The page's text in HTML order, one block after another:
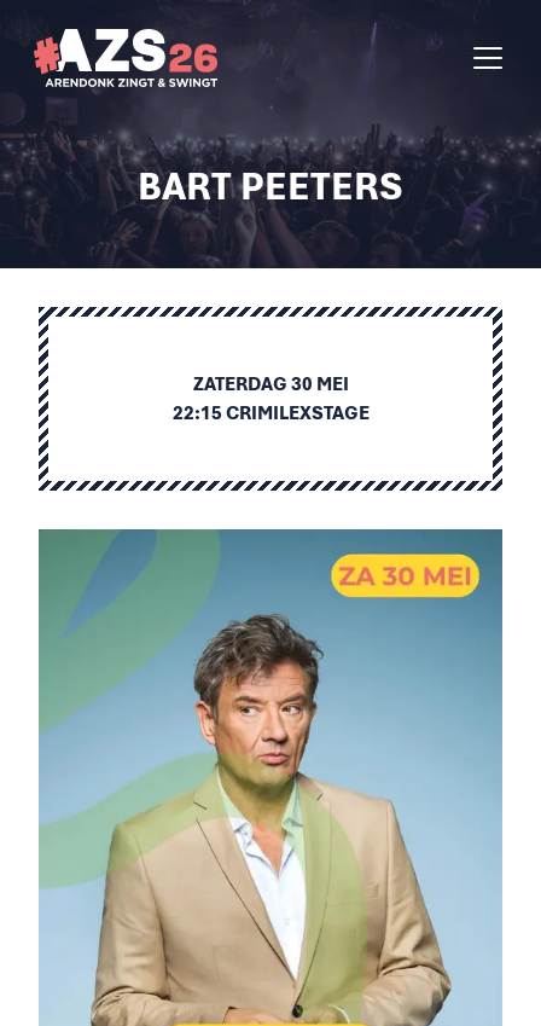
BART PEETERS
ZATERDAG 30 MEI
22:15 CRIMILEXSTAGE